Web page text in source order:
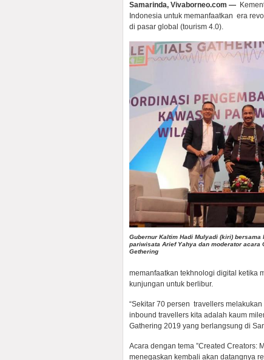
Samarinda, Vivaborneo.com —
Indonesia untuk memanfaatkan era
di pasar global (tourism 4.0).
Gubernur Kaltim Hadi Mulyadi (kiri) bersama
pariwisata Arief Yahya dan moderator acara
Gethering
memanfaatkan tekhnologi digital ketika
kunjungan untuk berlibur.
“Sekitar 70 persen travellers
inbound travellers kita adalah kaum
Gathering 2019 yang berlangsung di
Acara dengan tema ”Created Creators:
menegaskan kembali akan datangnya